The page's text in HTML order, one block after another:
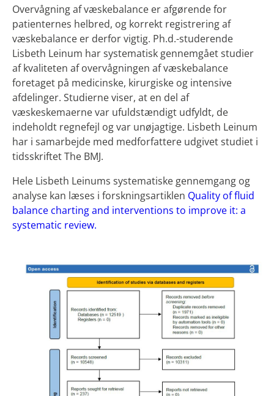
Overvågning af væskebalance er afgørende for
patienternes helbred, og korrekt registrering af
væskebalance er derfor vigtig. Ph.d.-studerende
Lisbeth Leinum har systematisk gennemgået studier
af kvaliteten af overvågningen af væskebalance
foretaget på medicinske, kirurgiske og intensive
afdelinger. Studierne viser, at en del af
væskeskemaerne var ufuldstændigt udfyldt, de
indeholdt regnefejl og var unøjagtige. Lisbeth Leinum
har i samarbejde med medforfattere udgivet studiet i
tidsskriftet The BMJ.
Hele Lisbeth Leinums systematiske gennemgang og
analyse kan læses i forskningsartiklen Quality of fluid
balance charting and interventions to improve it: a
systematic review.